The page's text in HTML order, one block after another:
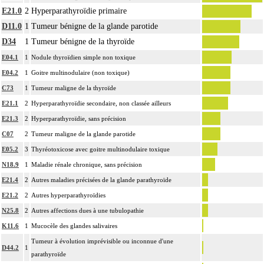
10.1.5
L'examen anatomopathologique de pièce d'exérèse inclut : l'échantillonnage, la
fixation, l'inclusion, la préparation microscopique avec une coloration standard
à base d'hémalun ou d'hématoxyline-éosine ou de phloxine avec ou sans safran,
avec ou sans photographie, l'interprétation, les éventuels réexamens aux divers
stades de réalisation, le compte rendu, le codage
empreinte par apposition cellulaire
écrasis cellulaire
10.1.5
La pièce d'exérèse pour examen anatomopathologique à visée carcinologique
inclut :
les structures anatomiques ayant un rapport de continuité ou de contiguïté
[organes de voisinage] quel qu'en soit le nombre
les noeuds [ganglions] lymphatiques ou groupes lymphonodaux
[ganglionnaires lymphatiques] satellites non différenciés par le préleveur
10.1.5
L'examen anatomopathologique à visée carcinologique, inclut : l'examen
anatomopathologique de lésion cancéreuse de découverte fortuite lors de
l'intervention ou de l'examen anatomopathologique
À l'exclusion de : examen anatomopathologique de lésion précancéreuse de
E21.0 2 Hyperparathyroïdie primaire
D11.0 1 Tumeur bénigne de la glande parotide
D34
1 Tumeur bénigne de la thyroïde
E04.1 1 Nodule thyroïdien simple non toxique
E04.2 1 Goitre multinodulaire (non toxique)
C73 1 Tumeur maligne de la thyroïde
E21.1 2 Hyperparathyroïdie secondaire, non classée ailleurs
E21.3 2 Hyperparathyroïdie, sans précision
C07 2 Tumeur maligne de la glande parotide
E05.2 3 Thyréotoxicose avec goitre multinodulaire toxique
N18.9 1 Maladie rénale chronique, sans précision
E21.4 2 Autres maladies précisées de la glande parathyroïde
E21.2 2 Autres hyperparathyroïdies
N25.8 2 Autres affections dues à une tubulopathie
K11.6 1 Mucocèle des glandes salivaires
D44.2 1
Tumeur à évolution imprévisible ou inconnue d'une
parathyroïde